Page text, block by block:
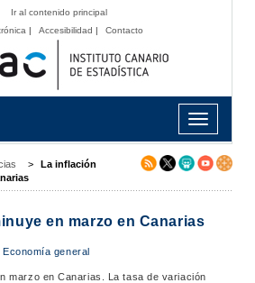
Ir al contenido principal
| Accesibilidad | Contacto
Toggle
navigation
>
La inflación
en marzo en Canarias
Economía general
marzo en Canarias. La tasa de variación